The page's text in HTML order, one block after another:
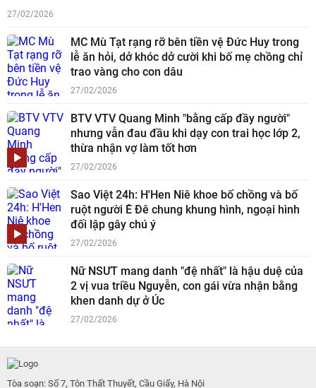
27/02/2026
MC Mù Tạt rạng rỡ bên tiền vệ Đức Huy trong
lễ ăn hỏi, dở khóc dở cười khi bố mẹ chồng chỉ
trao vàng cho con dâu
27/02/2026
BTV VTV Quang Minh "bằng cấp đầy người"
nhưng vẫn đau đầu khi dạy con trai học lớp 2,
thừa nhận vợ làm tốt hơn
27/02/2026
Sao Việt 24h: H'Hen Niê khoe bố chồng và bố
ruột người Ê Đê chung khung hình, ngoại hình
đối lập gây chú ý
27/02/2026
Nữ NSƯT mang danh "đệ nhất" là hậu duệ của
2 vị vua triều Nguyễn, con gái vừa nhận bằng
khen danh dự ở Úc
27/02/2026
Tòa soạn: Số 7, Tôn Thất Thuyết, Cầu Giấy, Hà Nội